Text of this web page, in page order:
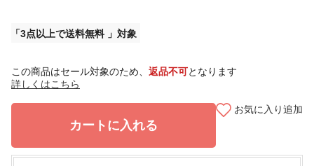
3点以上で送料無料
この商品はセール対象のため、 返品不可となります
詳しくはこちら
カートに入れる
お気に入り追加